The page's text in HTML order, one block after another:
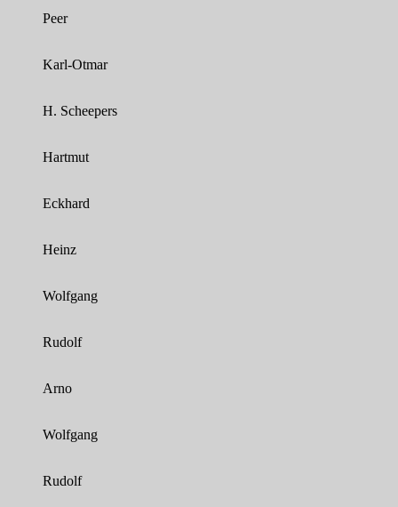
Peer
Karl-Otmar
H. Scheepers
Hartmut
Eckhard
Heinz
Wolfgang
Rudolf
Arno
Wolfgang
Rudolf